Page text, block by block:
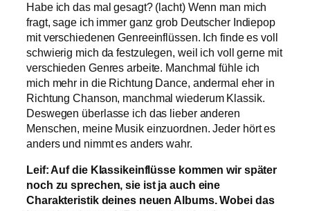
Habe ich das mal gesagt? (lacht) Wenn man mich
fragt, sage ich immer ganz grob Deutscher Indiepop
mit verschiedenen Genreeinflüssen. Ich finde es voll
schwierig mich da festzulegen, weil ich voll gerne mit
verschieden Genres arbeite. Manchmal fühle ich
mich mehr in die Richtung Dance, andermal eher in
Richtung Chanson, manchmal wiederum Klassik.
Deswegen überlasse ich das lieber anderen
Menschen, meine Musik einzuordnen. Jeder hört es
anders und nimmt es anders wahr.
Leif: Auf die Klassikeinflüsse kommen wir später
noch zu sprechen, sie ist ja auch eine
Charakteristik deines neuen Albums. Wobei das